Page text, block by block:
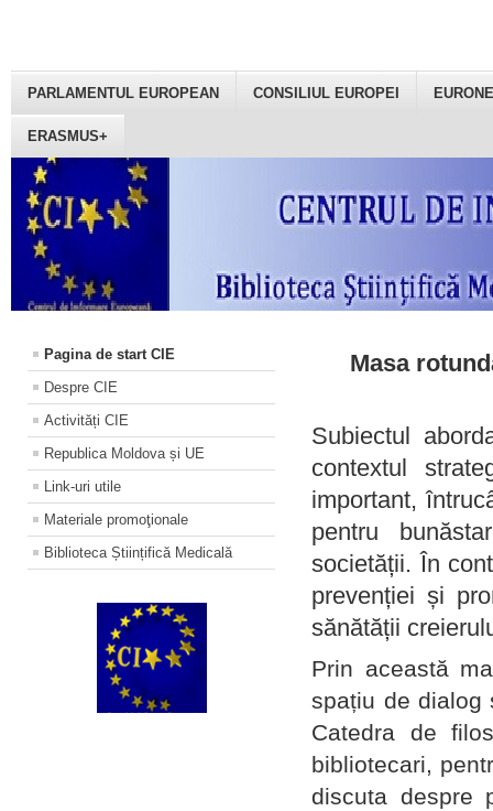
PARLAMENTUL EUROPEAN CONSILIUL EUROPEI
ERASMUS+
Pagina de start CIE
Despre CIE
Activități CIE
Republica Moldova și UE
Link-uri utile
Materiale promoţionale
Biblioteca Științifică Medicală
Masa
Subiectul
contextul
important,
pentru
societății. În
prevenției și
sănătății
Prin această
spațiu de dialog
Catedra de
bibliotecari,
discuta despre